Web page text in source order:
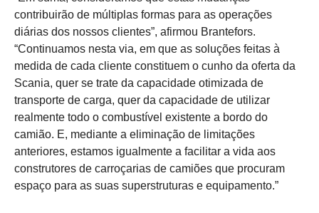
contribuirão de múltiplas formas para as operações
diárias dos nossos clientes”, afirmou Brantefors.
“Continuamos nesta via, em que as soluções feitas à
medida de cada cliente constituem o cunho da oferta da
Scania, quer se trate da capacidade otimizada de
transporte de carga, quer da capacidade de utilizar
realmente todo o combustível existente a bordo do
camião. E, mediante a eliminação de limitações
anteriores, estamos igualmente a facilitar a vida aos
construtores de carroçarias de camiões que procuram
espaço para as suas superstruturas e equipamento.”